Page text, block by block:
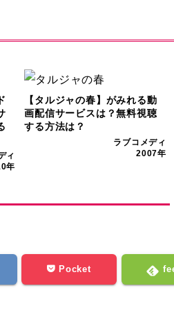
ィ
年
【タルジャの春】がみれる動
画配信サービスは？無料視聴
する方法は？
ラブコメディ
2007年
Pocket